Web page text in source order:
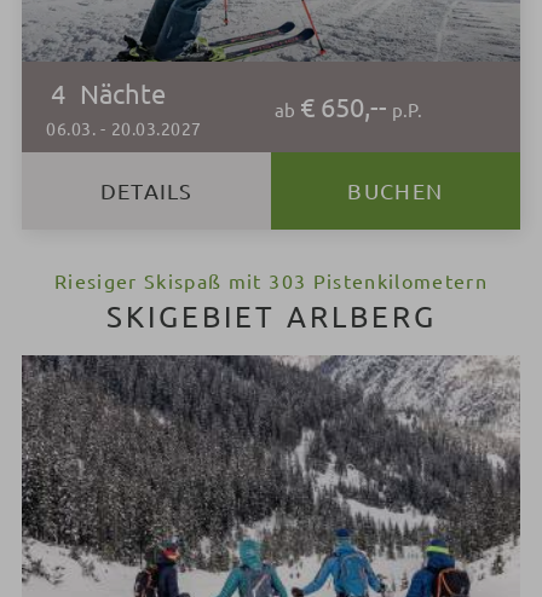
4 Nächte
06.03. - 20.03.2027
ab € 650,-- p.P.
DETAILS BUCHEN
Riesiger Skispaß mit 303 Pistenkilometern
SKIGEBIET ARLBERG